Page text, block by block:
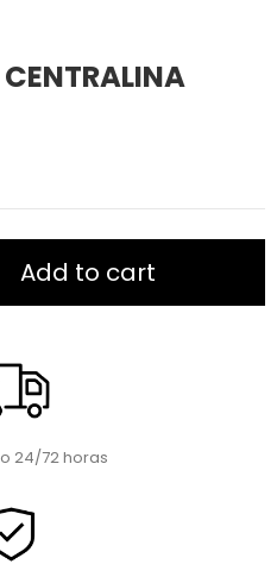
Add to cart
24/72 horas